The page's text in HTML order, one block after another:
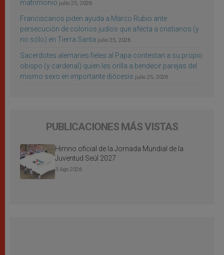
matrimonio julio 25, 2026
Franciscanos piden ayuda a Marco Rubio ante
persecución de colonos judíos que afecta a cristianos (y
no sólo) en Tierra Santa julio 25, 2026
Sacerdotes alemanes fieles al Papa contestan a su propio
obispo (y cardenal) quien les orilla a bendecir parejas del
mismo sexo en importante diócesis julio 25, 2026
PUBLICACIONES MÁS VISTAS
Himno oficial de la Jornada Mundial de la
Juventud Seúl 2027
3 Ago 2026